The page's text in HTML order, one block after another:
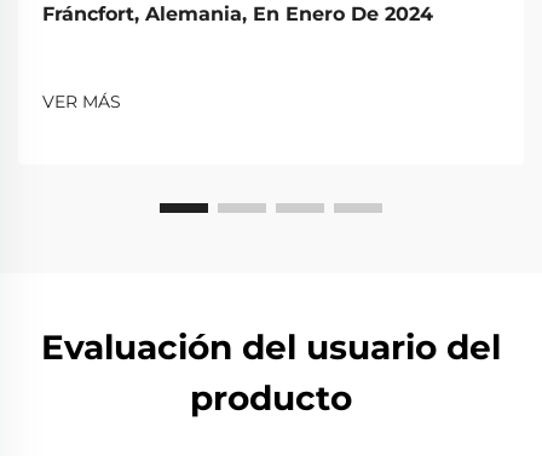
Fráncfort, Alemania, En Enero De 2024
VER MÁS
Evaluación del usuario del
producto